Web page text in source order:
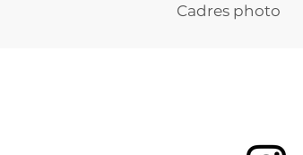
Cadres photo